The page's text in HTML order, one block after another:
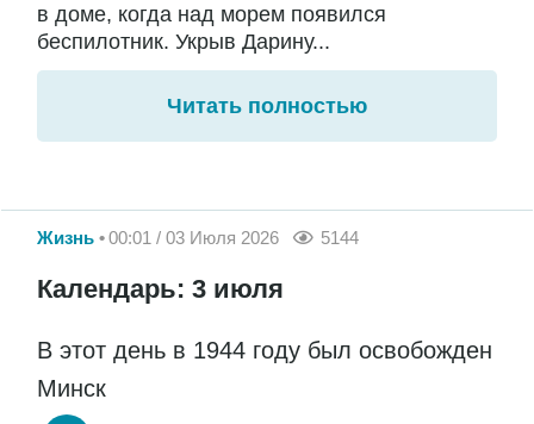
в доме, когда над морем появился
беспилотник. Укрыв Дарину...
Читать полностью
Жизнь 00:01 / 03 Июля 2026 5144
Календарь: 3 июля
В этот день в 1944 году был освобожден
Минск